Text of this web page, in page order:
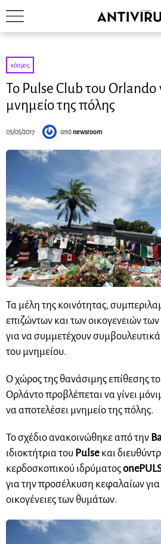
κόσμος
Το Pulse Club του Orlando
μνημείο της πόλης
05/05/2017 από newsroom
Τα μέλη της κοινότητας,
επιζώντων και των οικογενειών
για να συμμετέχουν
του μνημείου.
Ο χώρος της θανάσιμης επίθεσης
Ορλάντο προβλέπεται να γίνει
να αποτελέσει μνημείο της πόλης.
Το σχέδιο ανακοινώθηκε από την
ιδιοκτήτρια του Pulse και
κερδοσκοπικού ιδρύματος
για την προσέλκυση κεφαλαίων για
οικογένειες των θυμάτων.